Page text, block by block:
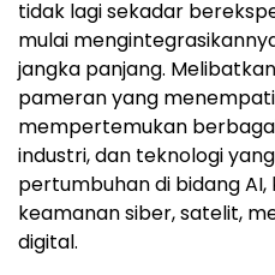
tidak lagi sekadar
mulai
jangka panjang.
pameran yang menempati
mempertemukan
industri, dan teknologi
pertumbuhan di bidang
keamanan siber, satelit,
digital.